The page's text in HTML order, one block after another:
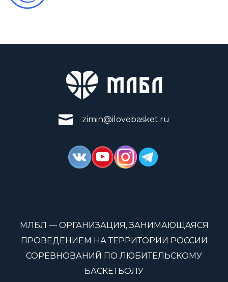
zimin@ilovebasket.ru
МЛБЛ — ОРГАНИЗАЦИЯ, ЗАНИМАЮЩАЯСЯ
ПРОВЕДЕНИЕМ НА ТЕРРИТОРИИ РОССИИ
СОРЕВНОВАНИЙ ПО ЛЮБИТЕЛЬСКОМУ
БАСКЕТБОЛУ